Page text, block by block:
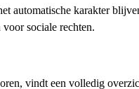
automatische karakter
sociale rechten.
vindt een volledig